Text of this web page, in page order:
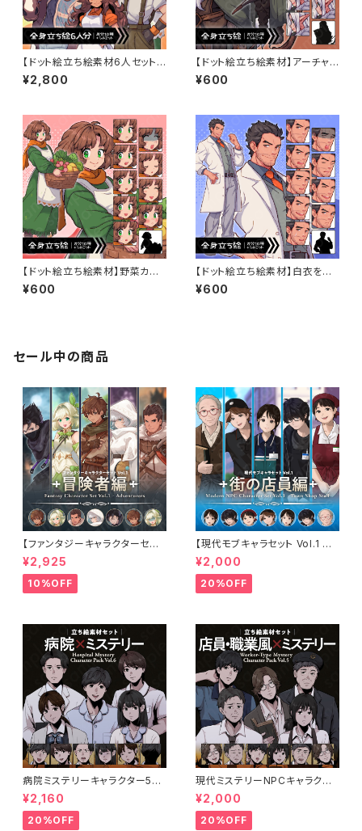
【ドット絵立ち絵素材6人セット】
ファンタジーセットC・男性女性
キャラクターイラスト・農家・看板
¥2,800
【ドット絵立ち絵素材】アーチャ
ーの白髪エルフのキャラクター
イラスト・ファンタジー・女性・男
¥600
【ドット絵立ち絵素材】野菜カゴ
を持った茶髪ショートカットの女
性キャラクターイラスト・ファンタ
¥600
【ドット絵立ち絵素材】白衣を着
た髭を生やした黒髪男性キャラ
クターイラスト・医者・研究員・全
¥600
セール中の商品
【ファンタジーキャラクターセット
Vol.1 冒険者編】冒険者・弓使
い・戦士・僧侶・アサシンの立ち
絵素材5人セット・表情差分あり
¥2,925
10%OFF
【現代モブキャラセット Vol.1 街
の店員編】コンビニ・ファストフ
ード・スーパー・古本屋・オタク
店員の立ち絵素材5人セット・表
情差分あり
¥2,000
20%OFF
病院ミステリーキャラクター5体
セットの立ち絵素材｜医師・看護
師・患者・受付
¥2,160
20%OFF
現代ミステリーNPCキャラクタ
ー5体セット｜店員・運転手・情
報屋・TRPG向け立ち絵素材
¥2,000
20%OFF